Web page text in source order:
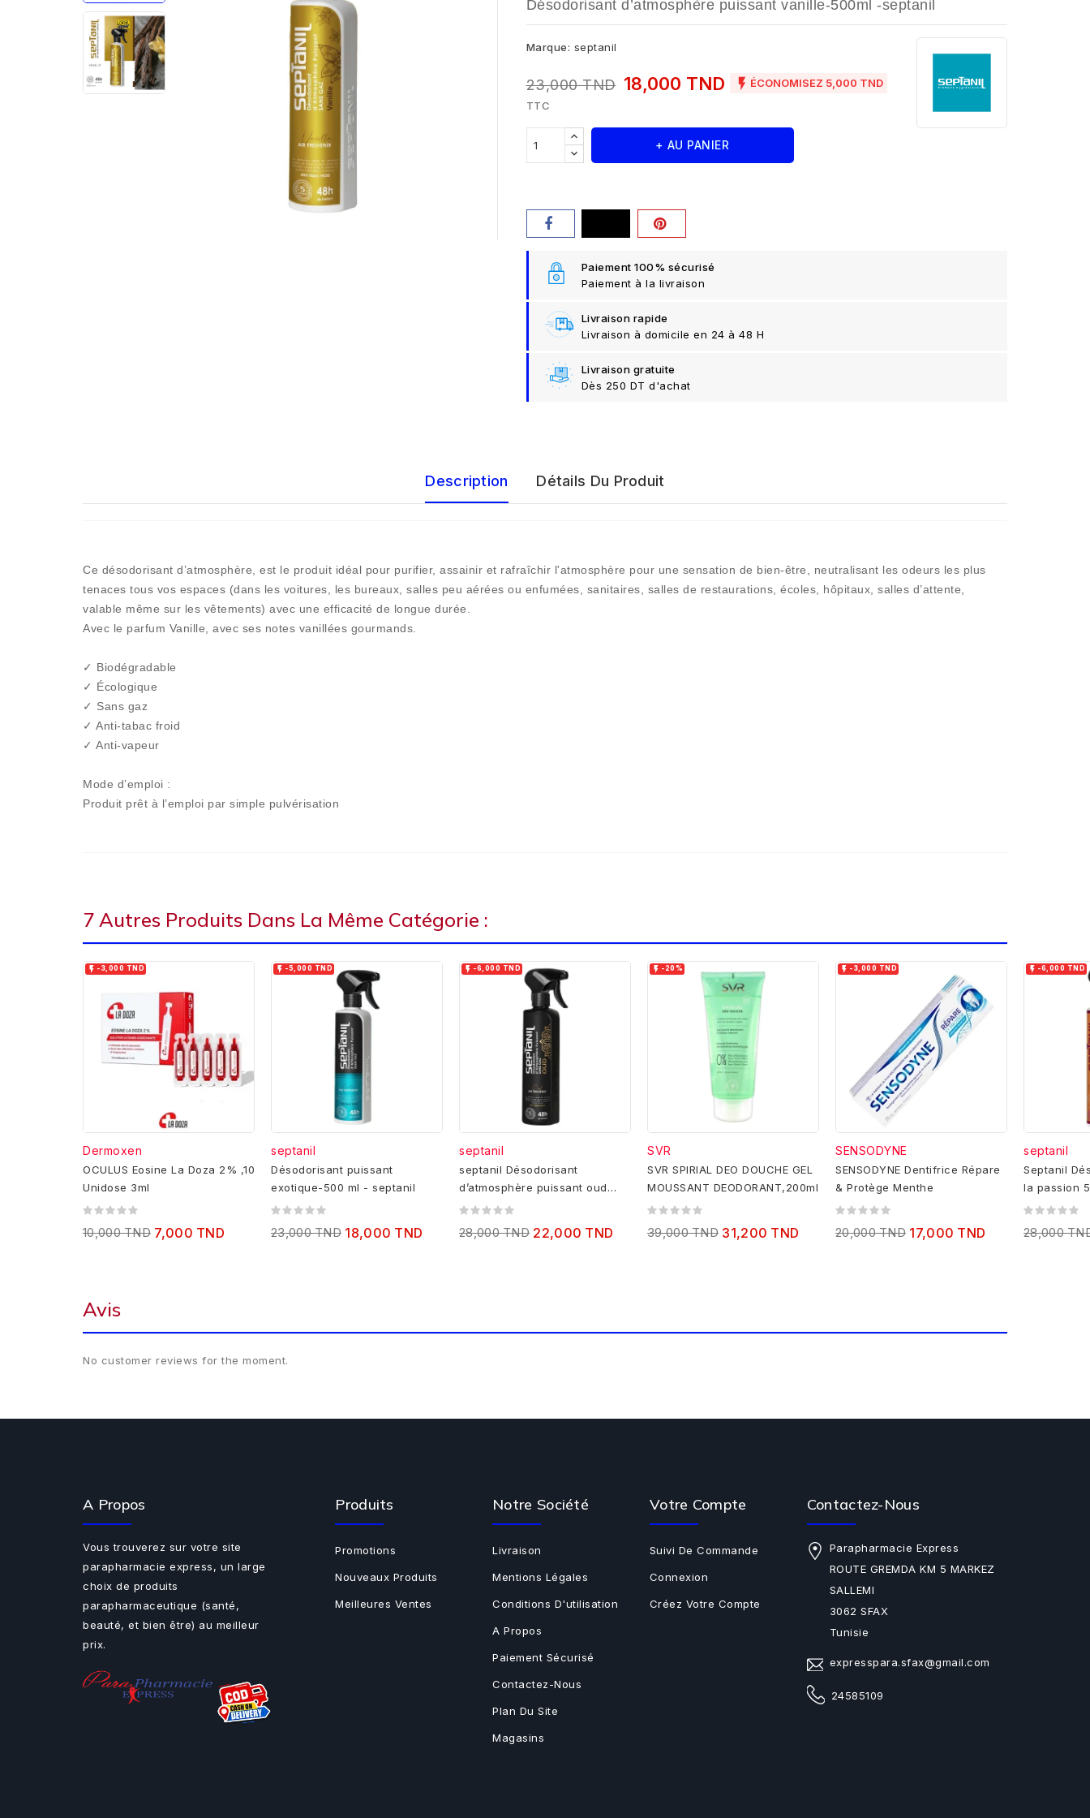
Désodorisant d’atmosphère puissant vanille-500ml -septanil
Marque: septanil
23,000 TND 18,000 TND  ÉCONOMISEZ 5,000 TND
TTC
+ AU PANIER
Paiement 100% sécurisé
Paiement à la livraison
Livraison rapide
Livraison à domicile en 24 à 48 H
Livraison gratuite
Dès 250 DT d'achat
Description Détails Du Produit
Ce désodorisant d’atmosphère, est le produit idéal pour purifier, assainir et rafraîchir l'atmosphère pour une sensation de bien-être, neutralisant les odeurs les plus
tenaces tous vos espaces (dans les voitures, les bureaux, salles peu aérées ou enfumées, sanitaires, salles de restaurations, écoles, hôpitaux, salles d’attente,
valable même sur les vêtements) avec une efficacité de longue durée.
Avec le parfum Vanille, avec ses notes vanillées gourmands.
✓ Biodégradable
✓ Écologique
✓ Sans gaz
✓ Anti-tabac froid
✓ Anti-vapeur
Mode d’emploi :
Produit prêt à l’emploi par simple pulvérisation
7 Autres Produits Dans La Même Catégorie :
 -3,000 TND
Dermoxen
OCULUS Eosine La Doza 2% ,10
Unidose 3ml
10,000 TND 7,000 TND
 -5,000 TND
septanil
Désodorisant puissant
exotique-500 ml - septanil
23,000 TND 18,000 TND
 -6,000 TND
septanil
septanil Désodorisant
d’atmosphère puissant oud
malaky -500ml
28,000 TND 22,000 TND
 -20%
SVR
SVR SPIRIAL DEO DOUCHE GEL
MOUSSANT DEODORANT,200ml
39,000 TND 31,200 TND
 -3,000 TND
SENSODYNE
SENSODYNE Dentifrice Répare
& Protège Menthe
20,000 TND 17,000 TND
 -6,000 TND
septanil
Septanil
la passion
28,000
Avis
No customer reviews for the moment.
A Propos
Vous trouverez sur votre site
parapharmacie express, un large
choix de produits
parapharmaceutique (santé,
beauté, et bien être) au meilleur
prix.
Produits
Promotions
Nouveaux Produits
Meilleures Ventes
Notre Société
Livraison
Mentions Légales
Conditions D'utilisation
A Propos
Paiement Sécurisé
Contactez-Nous
Plan Du Site
Magasins
Votre Compte
Suivi De Commande
Connexion
Créez Votre Compte
Contactez-Nous
Parapharmacie Express
ROUTE GREMDA KM 5 MARKEZ
SALLEMI
3062 SFAX
Tunisie
expresspara.sfax@gmail.com
24585109